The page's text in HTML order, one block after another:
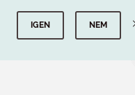
IGEN NEM